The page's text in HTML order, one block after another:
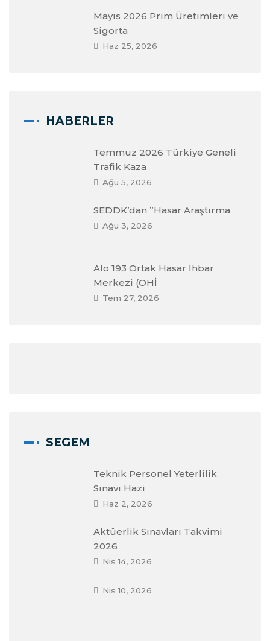
Mayıs 2026 Prim Üretimleri ve
Sigorta
Haz 25, 2026
HABERLER
Temmuz 2026 Türkiye Geneli
Trafik Kaza
Ağu 5, 2026
SEDDK’dan ”Hasar Araştırma
Ağu 3, 2026
Alo 193 Ortak Hasar İhbar
Merkezi (OHİ
Tem 27, 2026
SEGEM
Teknik Personel Yeterlilik
Sınavı Hazi
Haz 2, 2026
Aktüerlik Sınavları Takvimi
2026
Nis 14, 2026
Nis 10, 2026